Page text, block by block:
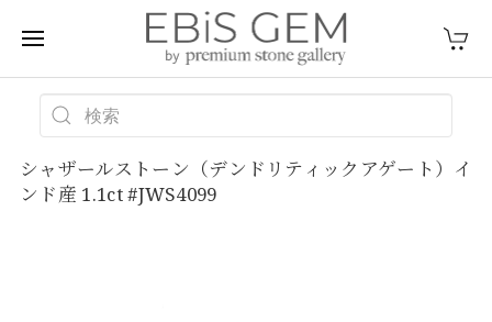
シャザールストーン（デンドリティックアゲート）イ
ンド産 1.1ct #JWS4099